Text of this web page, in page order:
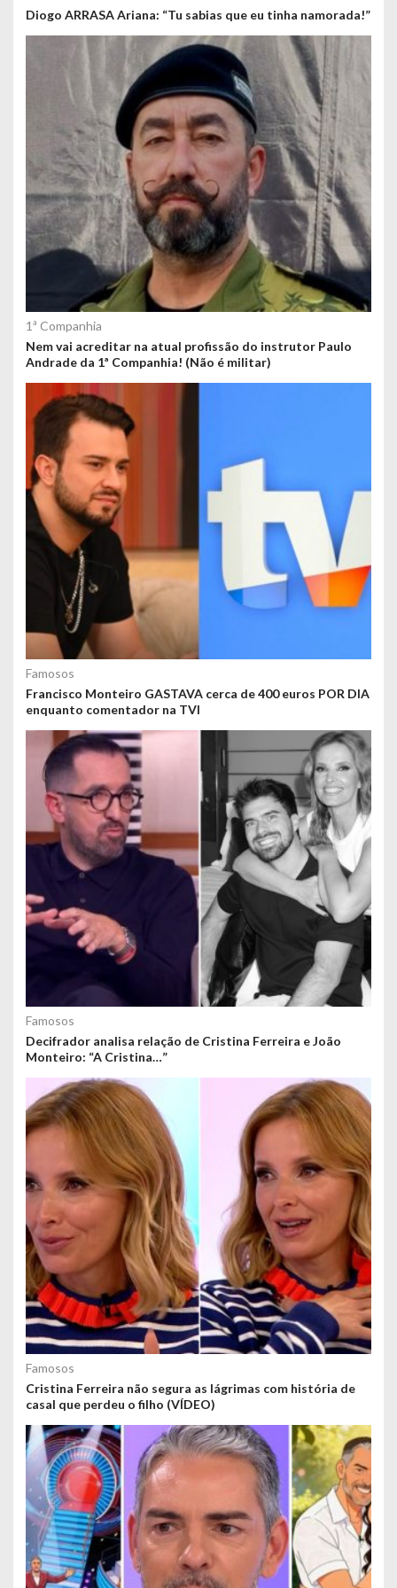
Diogo ARRASA Ariana: “Tu sabias que eu tinha namorada!”
1ª Companhia
Nem vai acreditar na atual profissão do instrutor Paulo
Andrade da 1ª Companhia! (Não é militar)
Famosos
Francisco Monteiro GASTAVA cerca de 400 euros POR DIA
enquanto comentador na TVI
Famosos
Decifrador analisa relação de Cristina Ferreira e João
Monteiro: “A Cristina…”
Famosos
Cristina Ferreira não segura as lágrimas com história de
casal que perdeu o filho (VÍDEO)